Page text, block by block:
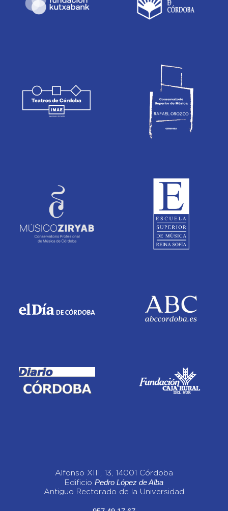
Alfonso XIII, 13, 14001 Córdoba
Edificio Pedro López de Alba
Antiguo Rectorado de la Universidad